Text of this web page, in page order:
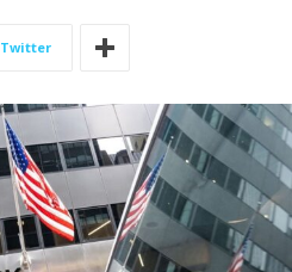
Twitter